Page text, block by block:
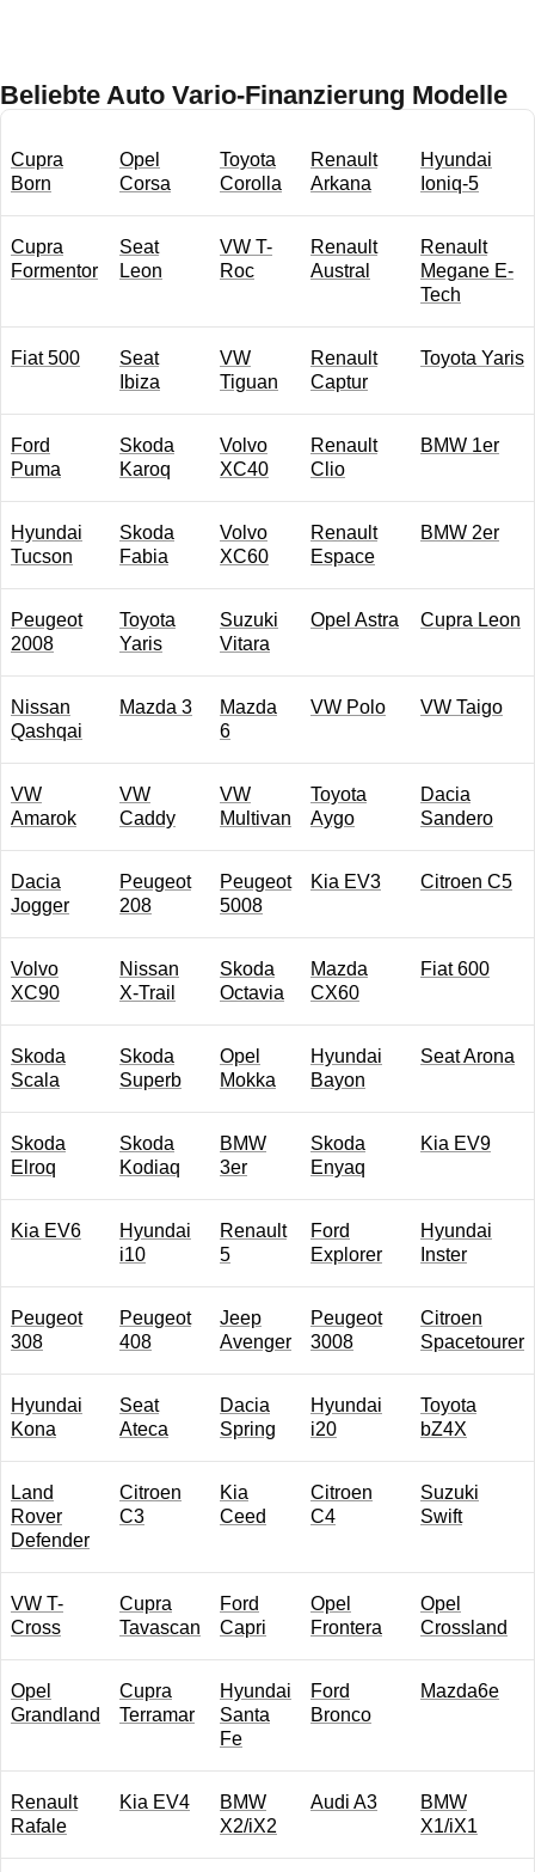
Beliebte Auto Vario-Finanzierung Modelle
Cupra
Born
Opel
Corsa
Toyota
Corolla
Renault
Arkana
Hyundai
Ioniq-5
Cupra
Formentor
Seat
Leon
VW T-
Roc
Renault
Austral
Renault
Megane E-
Tech
Fiat 500
Seat
Ibiza
VW
Tiguan
Renault
Captur
Toyota Yaris
Ford
Puma
Skoda
Karoq
Volvo
XC40
Renault
Clio
BMW 1er
Hyundai
Tucson
Skoda
Fabia
Volvo
XC60
Renault
Espace
BMW 2er
Peugeot
2008
Toyota
Yaris
Suzuki
Vitara
Opel Astra Cupra Leon
Nissan
Qashqai
Mazda 3
Mazda
6
VW Polo VW Taigo
VW
Amarok
VW
Caddy
VW
Multivan
Toyota
Aygo
Dacia
Sandero
Dacia
Jogger
Peugeot
208
Peugeot
5008
Kia EV3 Citroen C5
Volvo
XC90
Nissan
X-Trail
Skoda
Octavia
Mazda
CX60
Fiat 600
Skoda
Scala
Skoda
Superb
Opel
Mokka
Hyundai
Bayon
Seat Arona
Skoda
Elroq
Skoda
Kodiaq
BMW
3er
Skoda
Enyaq
Kia EV9
Kia EV6
Hyundai
i10
Renault
5
Ford
Explorer
Hyundai
Inster
Peugeot
308
Peugeot
408
Jeep
Avenger
Peugeot
3008
Citroen
Spacetourer
Hyundai
Kona
Seat
Ateca
Dacia
Spring
Hyundai
i20
Toyota
bZ4X
Land
Rover
Defender
Citroen
C3
Kia
Ceed
Citroen
C4
Suzuki
Swift
VW T-
Cross
Cupra
Tavascan
Ford
Capri
Opel
Frontera
Opel
Crossland
Opel
Grandland
Cupra
Terramar
Hyundai
Santa
Fe
Ford
Bronco
Mazda6e
Renault
Rafale
Kia EV4
BMW
X2/iX2
Audi A3
BMW
X1/iX1